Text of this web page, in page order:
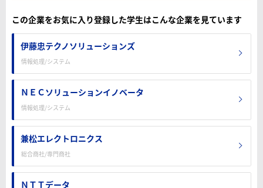
この企業をお気に入り登録した学生はこんな企業を見ています
伊藤忠テクノソリューションズ
情報処理/システム
ＮＥＣソリューションイノベータ
情報処理/システム
兼松エレクトロニクス
総合商社/専門商社
ＮＴＴデータ